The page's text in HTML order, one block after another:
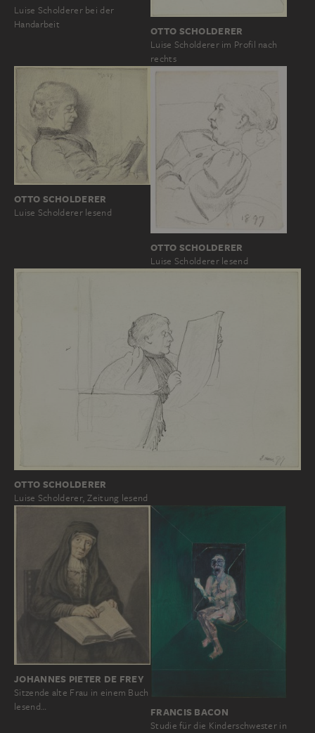
Luise Scholderer bei der
Handarbeit
OTTO SCHOLDERER
Luise Scholderer im Profil nach
rechts
OTTO SCHOLDERER
Luise Scholderer lesend
OTTO SCHOLDERER
Luise Scholderer lesend
OTTO SCHOLDERER
Luise Scholderer, Zeitung lesend
JOHANNES PIETER DE FREY
Sitzende alte Frau in einem Buch
lesend…
FRANCIS BACON
Studie für die Kinderschwester in